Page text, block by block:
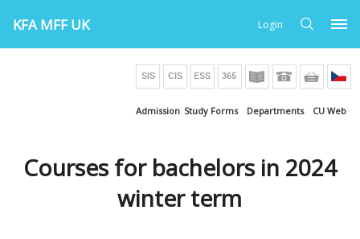
KFA MFF UK Login
Admission Study Forms Departments CU Web
Courses for bachelors in 2024
winter term